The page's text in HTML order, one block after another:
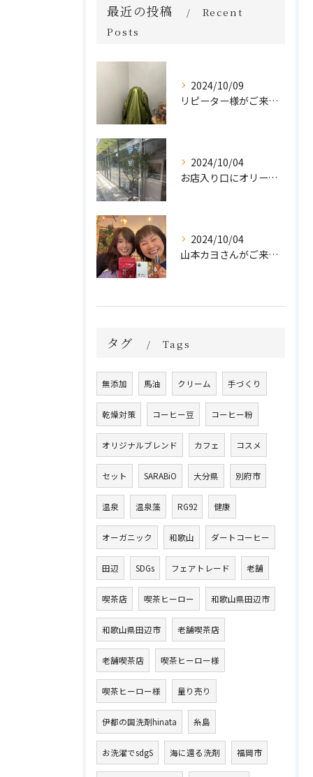
最近の投稿
Recent
Posts
2024/10/09
リピーター様がご来店🌿オーガニックよもぎハーブ蒸し
2024/10/04
お店入り口にオリーブの木を置きました🌲
2024/10/04
山本カヨさんがご来店💓
タグ Tags
無添加 馬油 クリーム 手づくり
乾燥対策 コーヒー豆 コーヒー粉
オリジナルブレンド カフェ コスメ
セット SARABiO 大分県 別府市
温泉 温泉藻 RG92 健康
オーガニック 和歌山 ダートコーヒー
田辺 SDGs フェアトレード 老舗
喫茶店 喫茶ヒーロー 和歌山県田辺市
和歌山県田辺市 老舗喫茶店
老舗喫茶店 喫茶ヒーロー様
喫茶ヒーロー様 量り売り
伊都の国洗剤hinata 糸島
お洗濯でsdgS 海に還る洗剤 福岡市